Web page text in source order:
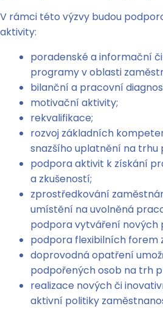
V rámci této výzvy budou
aktivity:
poradenské a informační
programy v oblasti
bilanční a pracovní
motivační aktivity;
rekvalifikace;
rozvoj základních
snazšího uplatnění na trhu
podpora aktivit k získání
a zkušeností;
zprostředkování
umístění na uvolněná
podpora vytváření nových
podpora flexibilních forem
doprovodná opatření
podpořených osob na trh
realizace nových či
aktivní politiky